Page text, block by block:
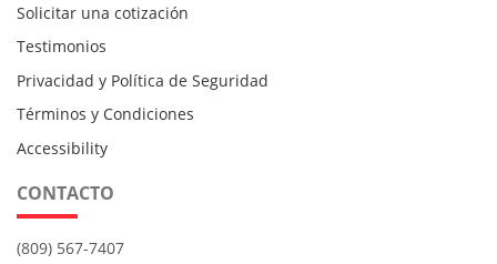
Solicitar una cotización
Testimonios
Privacidad y Política de Seguridad
Términos y Condiciones
Accessibility
CONTACTO
(809) 567-7407